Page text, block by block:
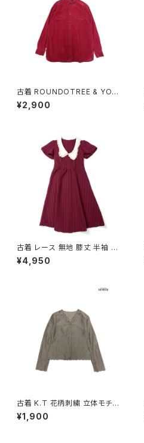
古着 ROUNDOTREE & YORK
E ラウンドツリーアンドヨーク
前開き 無地 コーデュロイ 長袖
¥2,900
古着 レース 無地 膝丈 半袖 ワ
ンピース 赤 ボルドー (oa2607
080)
¥4,950
古着 K.T 花柄刺繍 立体モチー
フ 前開き 無地 リネン 長袖 ブラ
ウス こげ茶 (ttu2509069)
¥1,900